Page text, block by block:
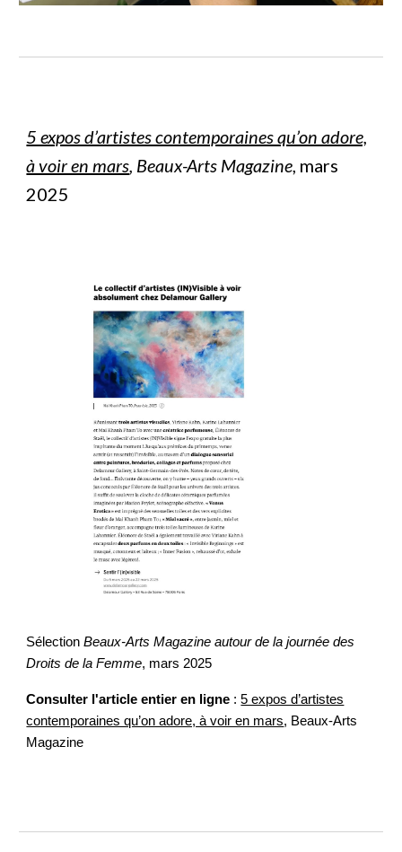
5 expos d’artistes contemporaines qu’on adore,
à voir en mars, Beaux-Arts Magazine, mars
2025
SélectionBeaux-Arts Magazineautour de la journée des
Droits de la Femme, mars 2025
Consulter l'article entier en ligne :5 expos d’artistes
contemporaines qu’on adore, à voir en mars, Beaux-Arts
Magazine